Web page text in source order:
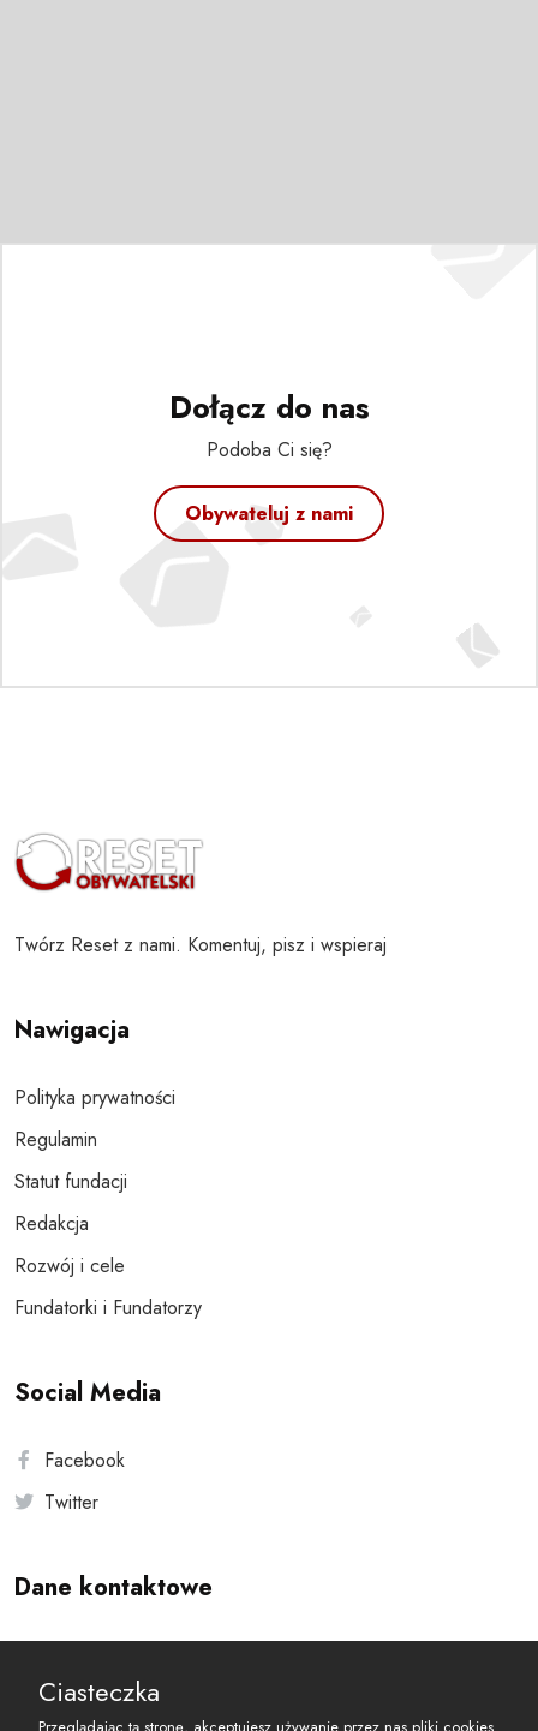
Dołącz do nas
Podoba Ci się?
Obywateluj z nami
Twórz Reset z nami. Komentuj, pisz i wspieraj
Nawigacja
Polityka prywatności
Regulamin
Statut fundacji
Redakcja
Rozwój i cele
Fundatorki i Fundatorzy
Social Media
Facebook
Twitter
Dane kontaktowe
reset@resetobywatelski.pl
Ciasteczka